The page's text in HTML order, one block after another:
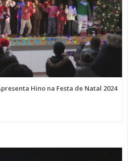
Hino na Festa de Natal 2024